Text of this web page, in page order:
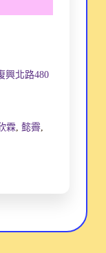
興北路480
霖, 懿霽,